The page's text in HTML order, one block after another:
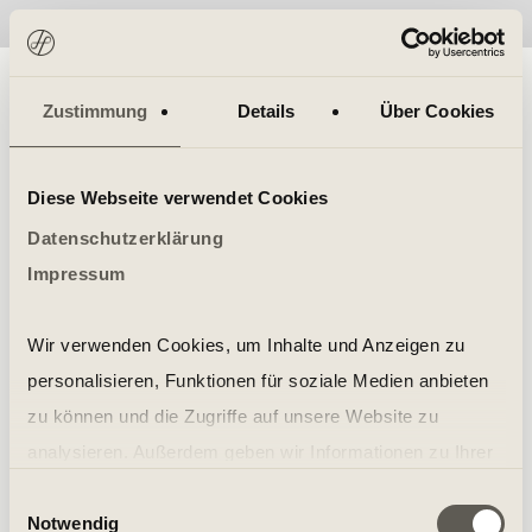
Zustimmung Details Über Cookies
Diese Webseite verwendet Cookies
Datenschutzerklärung
Impressum
Wir verwenden Cookies, um Inhalte und Anzeigen zu
personalisieren, Funktionen für soziale Medien anbieten
zu können und die Zugriffe auf unsere Website zu
soziale Medien, Werbung und Analysen weiter. Unsere
Notwendig